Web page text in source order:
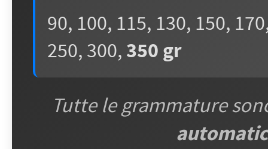
90, 100, 115, 130, 150,
250, 300,350 gr
Tutte le grammature